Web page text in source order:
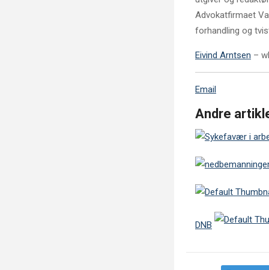
Advokatfirmaet
forhandling og
Eivind Arntsen –
Email
Andre
DNB